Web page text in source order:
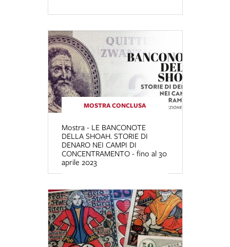
MOSTRA CONCLUSA
Mostra - LE BANCONOTE
DELLA SHOAH. STORIE DI
DENARO NEI CAMPI DI
CONCENTRAMENTO - fino al 30
aprile 2023